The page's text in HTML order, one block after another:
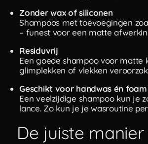
Zonder wax of siliconen
Shampoos met toevoegingen
– funest voor een matte
Residuvrij
Een goede shampoo voor
glimplekken of vlekken
Geschikt voor handwas én
Een veelzijdige shampoo kun je
lance. Zo kun je je wasroutine
De juiste